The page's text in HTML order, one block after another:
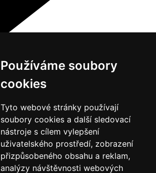
Používáme soubory
cookies
Tyto webové stránky používají
soubory cookies a další sledovací
nástroje s cílem vylepšení
uživatelského prostředí, zobrazení
přizpůsobeného obsahu a reklam,
analýzy návštěvnosti webových